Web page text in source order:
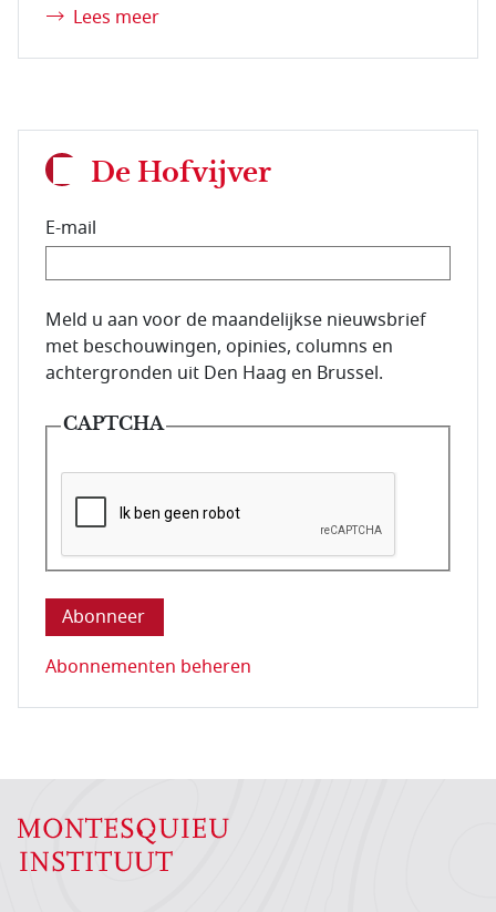
Lees meer
De Hofvijver
E-mail
E-mailadres van de abonnee.
Meld u aan voor de maandelijkse nieuwsbrief
met beschouwingen, opinies, columns en
achtergronden uit Den Haag en Brussel.
CAPTCHA
Deze vraag is om te controleren dat u een mens
Abonnementen beheren